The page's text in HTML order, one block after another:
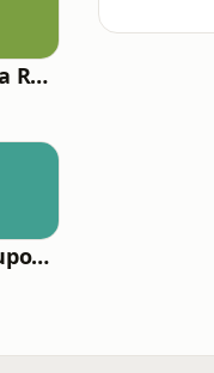
Cumbia Sonidera Radio
Los Grandes Grupos Radio